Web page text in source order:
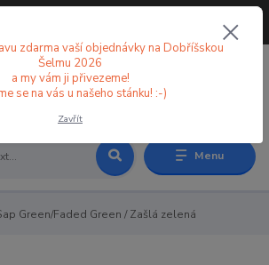
Menu
Green/Faded Green / Zašlá zelená
zdarma vaší objednávky na Dobříšskou
Šelmu 2026
a my vám ji přivezeme!
se na vás u našeho stánku! :-)
Zavřít